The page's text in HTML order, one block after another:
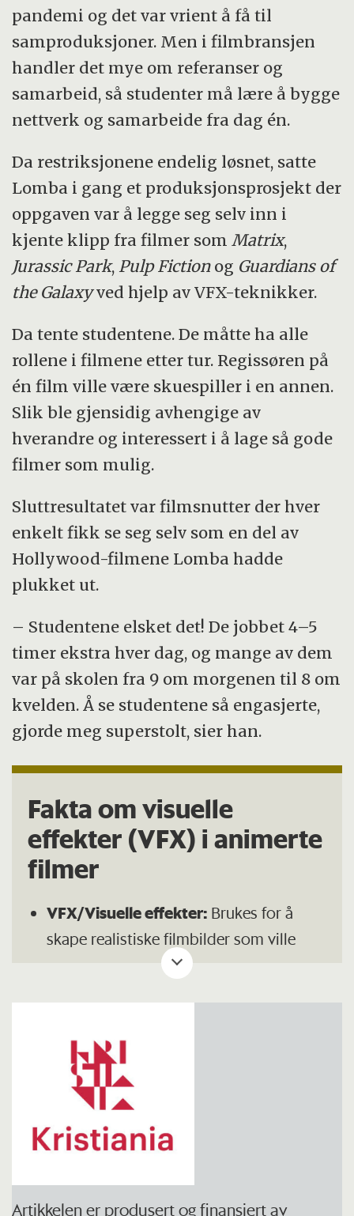
pandemi og det var vrient å få til
samproduksjoner. Men i filmbransjen
handler det mye om referanser og
samarbeid, så studenter må lære å bygge
nettverk og samarbeide fra dag én.
Da restriksjonene endelig løsnet, satte
Lomba i gang et produksjonsprosjekt der
oppgaven var å legge seg selv inn i
kjente klipp fra filmer som Matrix,
Jurassic Park, Pulp Fictionog Guardians of
the Galaxyved hjelp av VFX-teknikker.
Da tente studentene. De måtte ha alle
rollene i filmene etter tur. Regissøren på
én film ville være skuespiller i en annen.
Slik ble gjensidig avhengige av
hverandre og interessert i å lage så gode
filmer som mulig.
Sluttresultatet var filmsnutter der hver
enkelt fikk se seg selv som en del av
Hollywood-filmene Lomba hadde
plukket ut.
– Studentene elsket det! De jobbet 4–5
timer ekstra hver dag, og mange av dem
var på skolen fra 9 om morgenen til 8 om
kvelden. Å se studentene så engasjerte,
gjorde meg superstolt, sier han.
Fakta om visuelle
effekter (VFX) i animerte
filmer
VFX/Visuelle effekter:Brukes for å
skape realistiske filmbilder som ville
være farlig, altfor dyrt, upraktisk,
action, altså virkelige mennesker. I dag
benytter man ofte dataskapte bilder,
såkalt CGI, computer-generated imagery.
Volumetrisk effekt:
som skaper «volum» i en scene for at
det skal se ekte ut. Det handler om
hvordan lys oppfører seg i ulike
Artikkelen er produsert og finansiert av